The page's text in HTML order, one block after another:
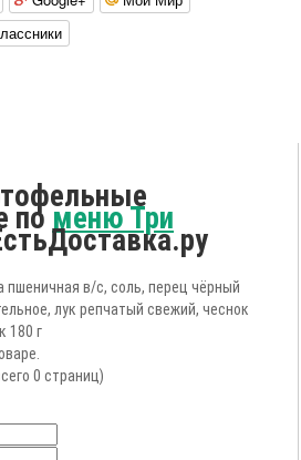
по меню Три
пшеничная в/с, соль, перец чёрный
лук репчатый свежий, чеснок
180 г
0 страниц)